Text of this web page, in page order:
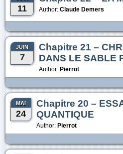
11 Author: Claude Demers
JUIN
7
Chapitre 21 –
DANS LE SABLE
Author: Pierrot
MAI
24
Chapitre 20 –
QUANTIQUE
Author: Pierrot